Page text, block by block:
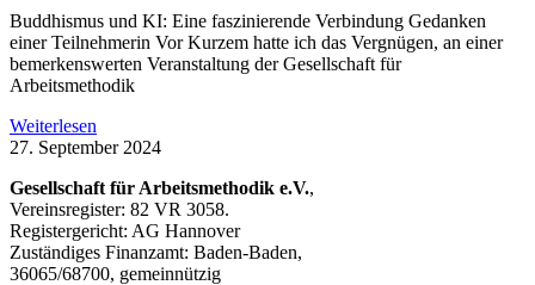
Buddhismus und KI: Eine faszinierende Verbindung Gedanken
einer Teilnehmerin Vor Kurzem hatte ich das Vergnügen, an einer
bemerkenswerten Veranstaltung der Gesellschaft für
Arbeitsmethodik
Weiterlesen
27. September 2024
Gesellschaft für Arbeitsmethodik e.V.,
Vereinsregister: 82 VR 3058.
Registergericht: AG Hannover
Zuständiges Finanzamt: Baden-Baden,
36065/68700, gemeinnützig